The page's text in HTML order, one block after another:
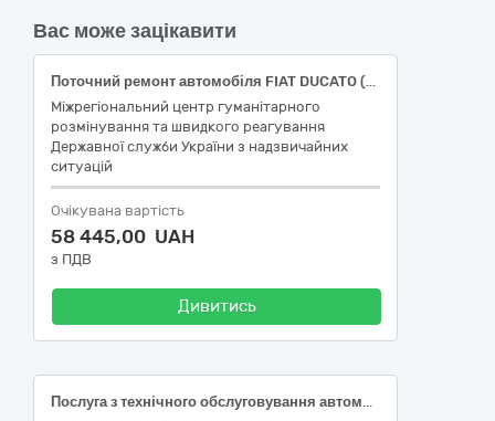
Вас може зацікавити
Поточний ремонт автомобіля FIAT DUCATO (VIN ZFA25000002K89620)
Міжрегіональний центр гуманітарного
розмінування та швидкого реагування
Державної служби України з надзвичайних
ситуацій
Очікувана вартість
58 445,00 UAH
з ПДВ
Дивитись
Послуга з технічного обслуговування автомобіля Mitsubishi L200 VIN MMCJJKL10MH000920(ТО - 180, 195); Послуга з технічного обслуговування автомобіля Mitsubishi L200 VIN MMCJJKL10MH000928(ТО - 195, 210); Послуга з технічного обслуговування автомобіля Mitsubishi L200 VIN MMCJJKL10MH000929(ТО - 180, 195); Послуга з технічного обслуговування автомобіля Mitsubishi L200 VIN MMCJJKL10GHZ30925(ТО - 210, 225); Послуга з технічного обслуговування автомобіля Mitsubishi L200 VIN MMCJJKL10GHZ34465(ТО - 330, 345); Послуга з технічного обслуговування автомобіля Mitsubishi L200 VIN MMCJJKL10NH020467(ТО - 85, 100)